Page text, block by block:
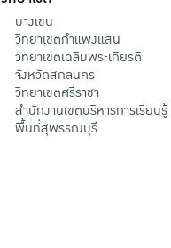
บางเขน
วิทยาเขตกําแพงแสน
วิทยาเขตเฉลิมพระเกียรติ
จังหวัดสกลนคร
วิทยาเขตศรีราชา
สำนักงานเขตบริหารการเรียนรู้
พื้นที่สุพรรณบุรี